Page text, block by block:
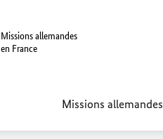
Missions allemandes
en France
Missions allemandes